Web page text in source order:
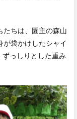
ちは、園主の森山
袋かけしたシャイ
っしりとした重み